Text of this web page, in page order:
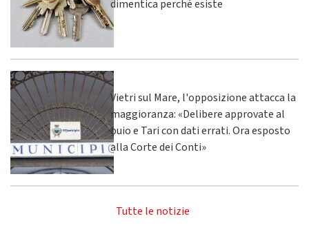
dimentica perché esiste
Vietri sul Mare, l'opposizione attacca la
maggioranza: «Delibere approvate al
buio e Tari con dati errati. Ora esposto
alla Corte dei Conti»
Tutte le notizie